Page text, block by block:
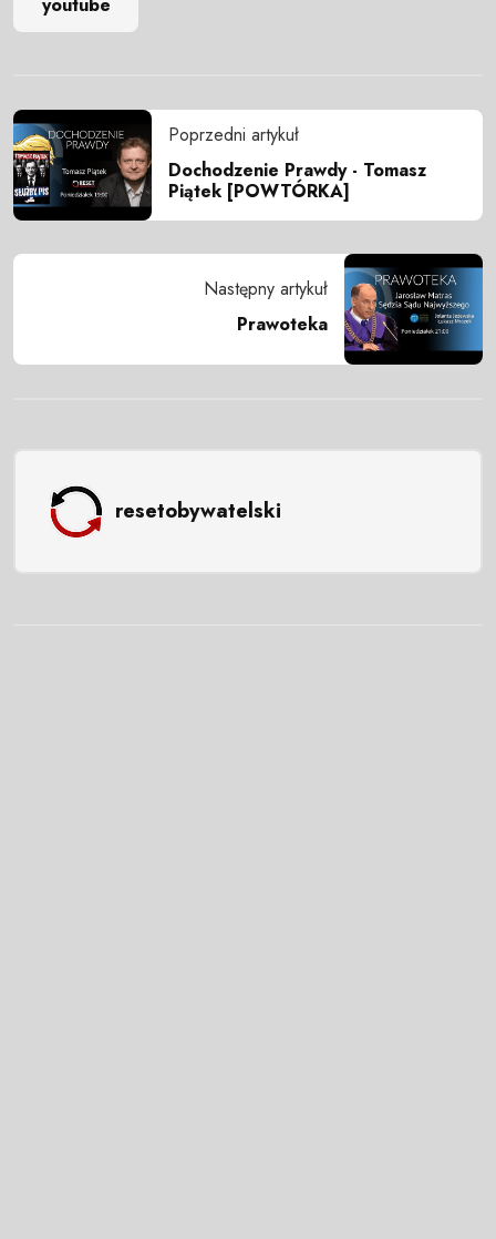
youtube
Poprzedni artykuł
Dochodzenie Prawdy - Tomasz
Piątek [POWTÓRKA]
Następny artykuł
Prawoteka
resetobywatelski